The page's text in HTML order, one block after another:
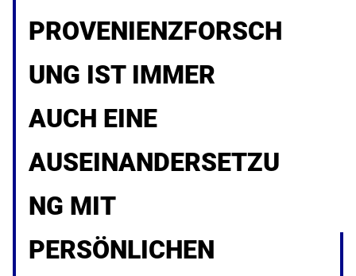
PROVENIENZFORSCH
UNG IST IMMER
AUCH EINE
AUSEINANDERSETZU
NG MIT
PERSÖNLICHEN